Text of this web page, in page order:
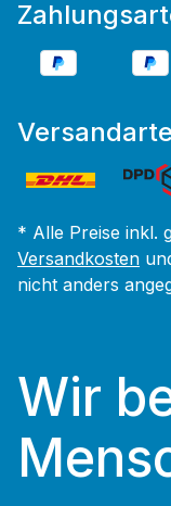
* Alle Preise inkl.
Versandkosten
nicht anders
Wir